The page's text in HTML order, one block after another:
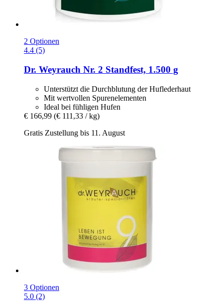
2 Optionen
4.4 (5)
Dr. Weyrauch Nr. 2 Standfest, 1.500 g
Unterstützt die Durchblutung der Huflederhaut
Mit wertvollen Spurenelementen
Ideal bei fühligen Hufen
€ 166,99 (€ 111,33 / kg)
Gratis Zustellung bis 11. August
3 Optionen
5.0 (2)